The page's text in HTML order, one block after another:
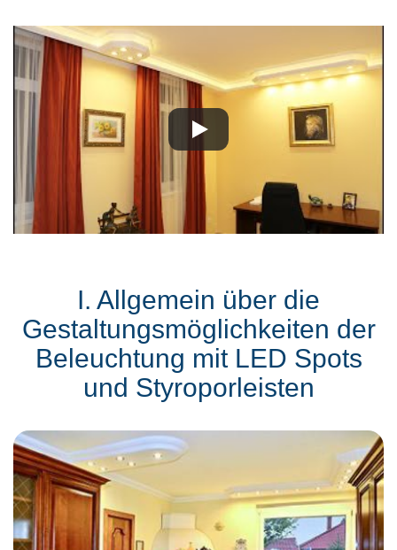
I. Allgemein über die
Gestaltungsmöglichkeiten der
Beleuchtung mit LED Spots
und Styroporleisten